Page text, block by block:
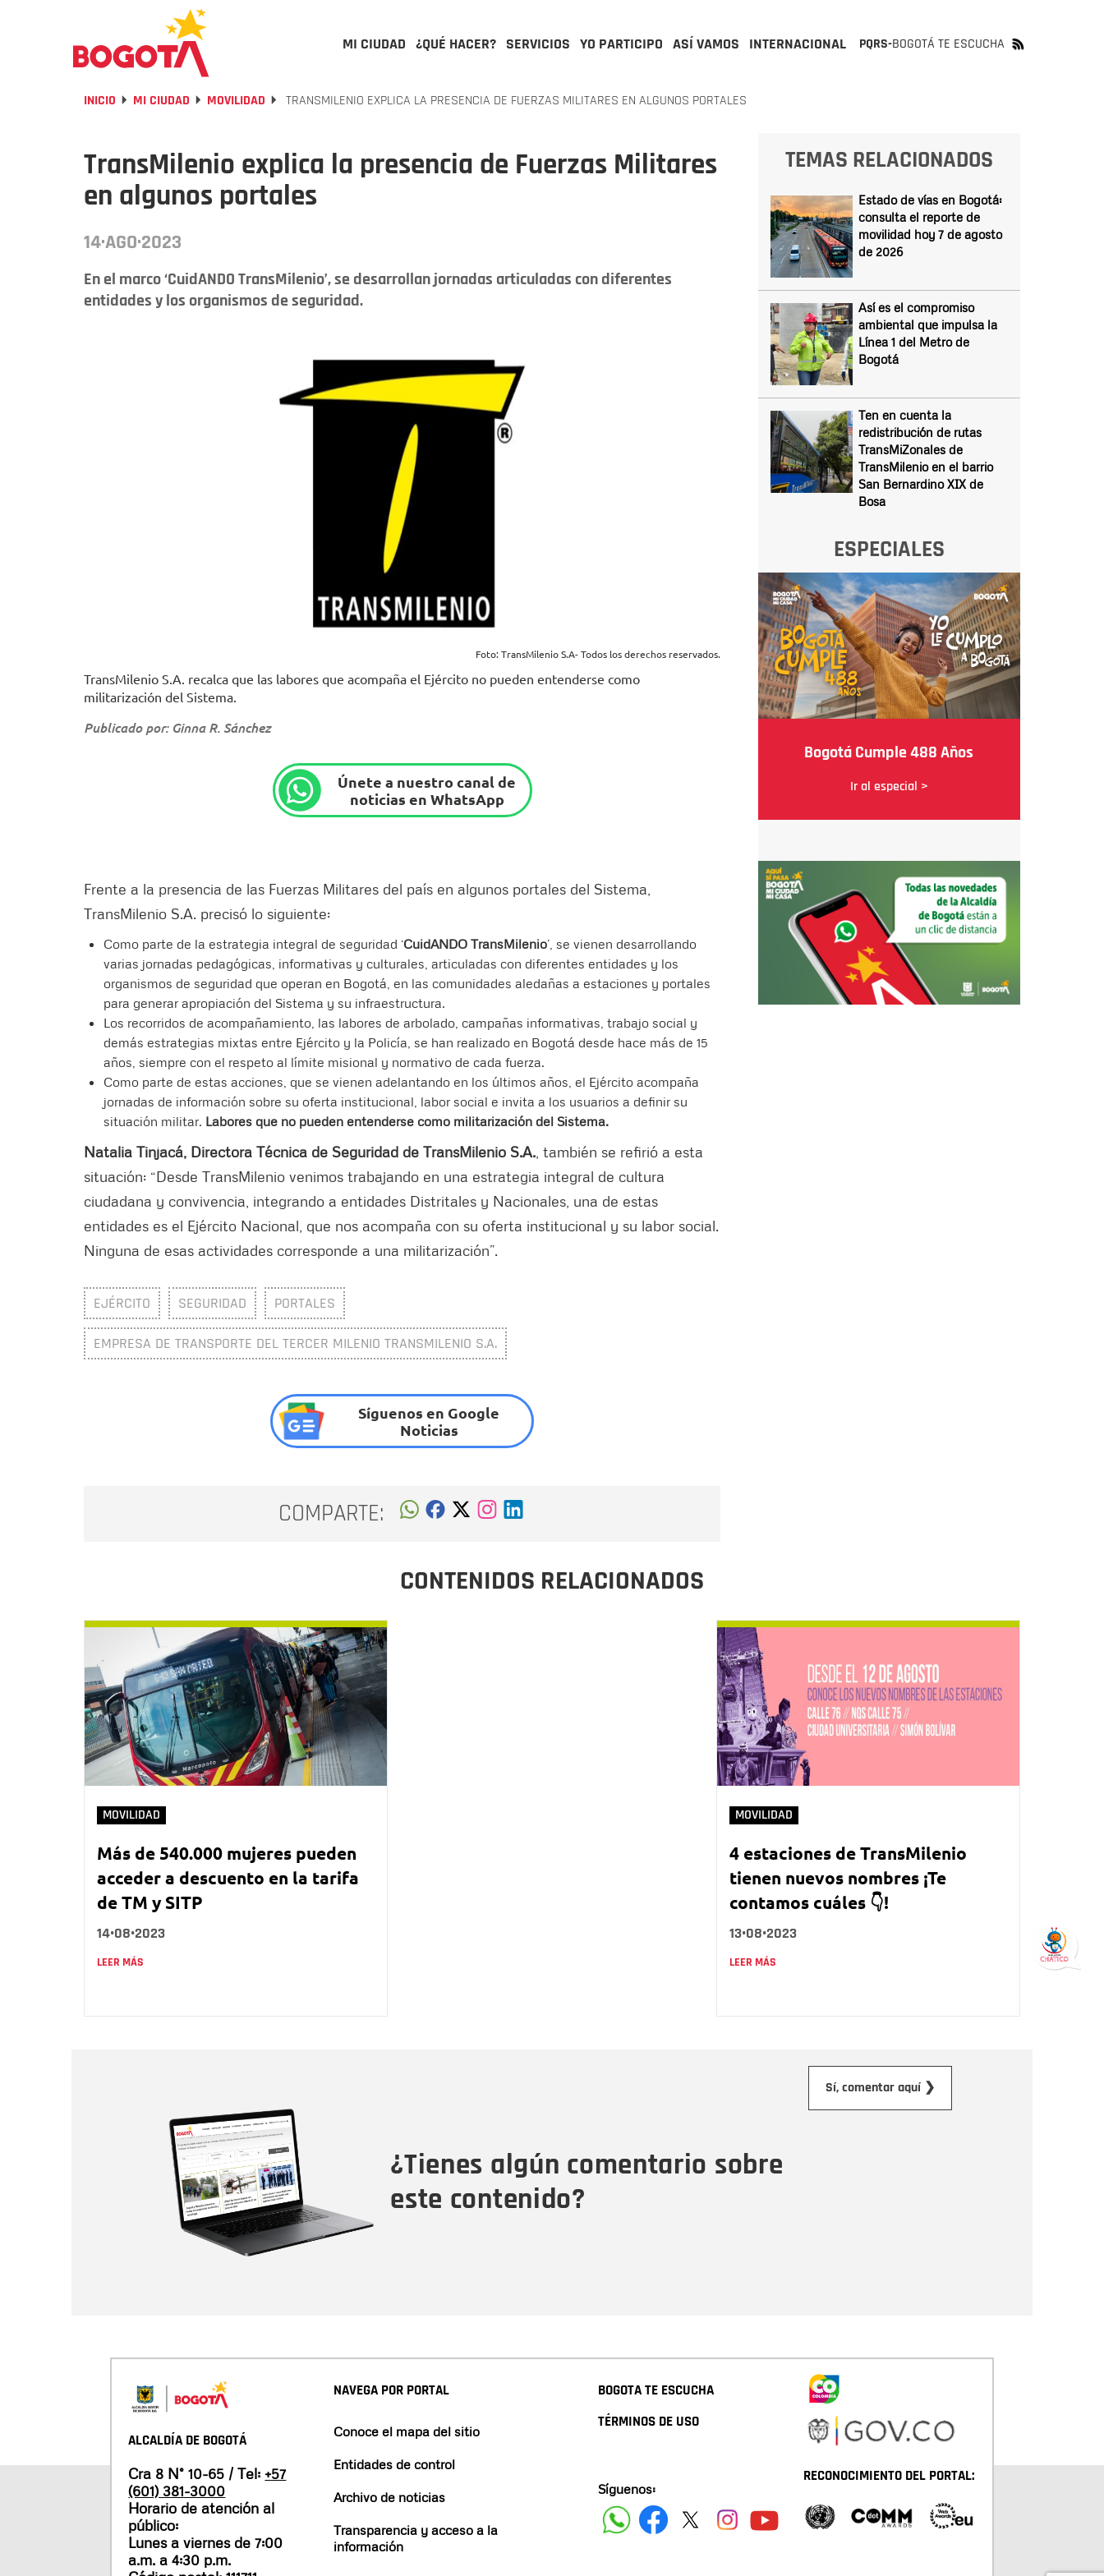
MI CIUDAD ¿QUÉ HACER? SERVICIOS YO PARTICIPO ASÍ VAMOS INTERNACIONAL PQRS-BOGOTÁ TE ESCUCHA
INICIO MI CIUDAD MOVILIDAD TRANSMILENIO EXPLICA LA PRESENCIA DE FUERZAS MILITARES EN ALGUNOS PORTALES
TransMilenio explica la presencia de Fuerzas Militares
en algunos portales
14·AGO·2023
En el marco ‘CuidANDO TransMilenio’, se desarrollan jornadas articuladas con diferentes
entidades y los organismos de seguridad.
Foto: TransMilenio S.A- Todos los derechos reservados.
TransMilenio S.A. recalca que las labores que acompaña el Ejército no pueden entenderse como
militarización del Sistema.
Publicado por: Ginna R. Sánchez
Únete a nuestro canal de
noticias en WhatsApp
Frente a la presencia de las Fuerzas Militares del país en algunos portales del Sistema,
TransMilenio S.A. precisó lo siguiente:
Como parte de la estrategia integral de seguridad ‘CuidANDO TransMilenio’, se vienen desarrollando
varias jornadas pedagógicas, informativas y culturales, articuladas con diferentes entidades y los
organismos de seguridad que operan en Bogotá, en las comunidades aledañas a estaciones y portales
para generar apropiación del Sistema y su infraestructura.
Los recorridos de acompañamiento, las labores de arbolado, campañas informativas, trabajo social y
demás estrategias mixtas entre Ejército y la Policía, se han realizado en Bogotá desde hace más de 15
años, siempre con el respeto al límite misional y normativo de cada fuerza.
Como parte de estas acciones, que se vienen adelantando en los últimos años, el Ejército acompaña
jornadas de información sobre su oferta institucional, labor social e invita a los usuarios a definir su
situación militar. Labores que no pueden entenderse como militarización del Sistema.
Natalia Tinjacá, Directora Técnica de Seguridad de TransMilenio S.A. , también se refirió a esta
situación: “Desde TransMilenio venimos trabajando en una estrategia integral de cultura
ciudadana y convivencia, integrando a entidades Distritales y Nacionales, una de estas
entidades es el Ejército Nacional, que nos acompaña con su oferta institucional y su labor social.
Ninguna de esas actividades corresponde a una militarización”.
EJÉRCITO SEGURIDAD PORTALES
EMPRESA DE TRANSPORTE DEL TERCER MILENIO TRANSMILENIO S.A.
Síguenos en Google
Noticias
COMPARTE:
TEMAS RELACIONADOS
Estado de vías en Bogotá:
consulta el reporte de
movilidad hoy 7 de agosto
de 2026
Así es el compromiso
ambiental que impulsa la
Línea 1 del Metro de
Bogotá
Ten en cuenta la
redistribución de rutas
TransMiZonales de
TransMilenio en el barrio
San Bernardino XIX de
Bosa
ESPECIALES
Bogotá Cumple 488 Años
Ir al especial >
CONTENIDOS RELACIONADOS
MOVILIDAD
Más de 540.000 mujeres pueden
acceder a descuento en la tarifa
de TM y SITP
14•08•2023
LEER MÁS
MOVILIDAD
4 estaciones de TransMilenio
tienen nuevos nombres ¡Te
contamos cuáles 👇!
13•08•2023
LEER MÁS
¿Tienes algún comentario sobre
este contenido?
Sí, comentar aquí ❯
ALCALDÍA DE BOGOTÁ
Cra 8 N° 10-65 / Tel: +57
(601) 381-3000
Horario de atención al
público:
Lunes a viernes de 7:00
a.m. a 4:30 p.m.
NAVEGA POR PORTAL
Conoce el mapa del sitio
Entidades de control
Archivo de noticias
Transparencia y acceso a la
información
BOGOTA TE ESCUCHA
TÉRMINOS DE USO
Síguenos:
RECONOCIMIENTO DEL PORTAL: